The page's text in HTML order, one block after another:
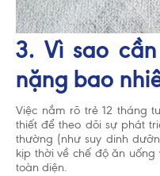
3. Vì sao
nặng bao
Việc nắm rõ trẻ 12 tháng
thiết để theo dõi sự phát
thường (như suy dinh
kịp thời về chế độ ăn
toàn diện.
trẻ bú bình hoặc
trong 6 tháng đầu là
hưởng không tốt đến
Sau sáu tháng tuổi,
sung phù hợp với lứa
cho đến 2 tuổi. Hãy
trước khi quyết định
công thức hoặc nếu
bú.